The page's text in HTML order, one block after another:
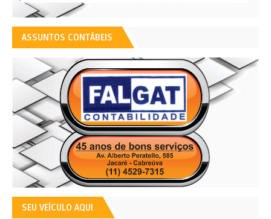
ASSUNTOS CONTÁBEIS
SEU VEÍCULO AQUI